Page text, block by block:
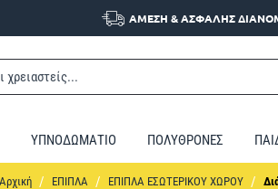
ΑΜΕΣΗ & ΑΣΦΑΛΗΣ
ΥΠΝΟΔΩΜΑΤΙΟ ΠΟΛΥΘΡΟΝΕΣ
homeΕΠΙΠΛΑ ΕΠΙΠΛΑ ΕΣΩΤΕΡΙΚΟΥ ΧΩΡΟΥ